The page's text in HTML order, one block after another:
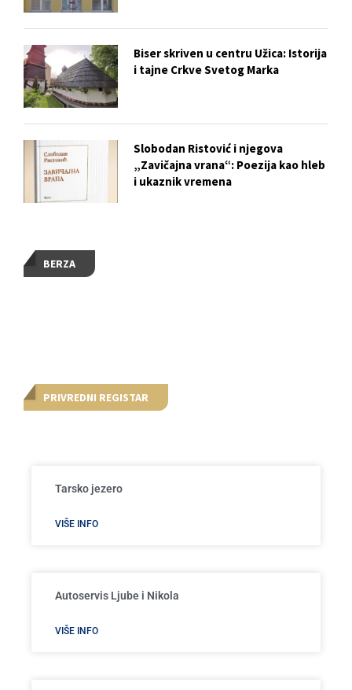
BERZA
PRIVREDNI REGISTAR
Tarsko jezero
VIŠE INFO
Autoservis Ljube i Nikola
VIŠE INFO
Biser skriven u centru Užica: Istorija
i tajne Crkve Svetog Marka
Slobodan Ristović i njegova
„Zavičajna vrana“: Poezija kao hleb
i ukaznik vremena